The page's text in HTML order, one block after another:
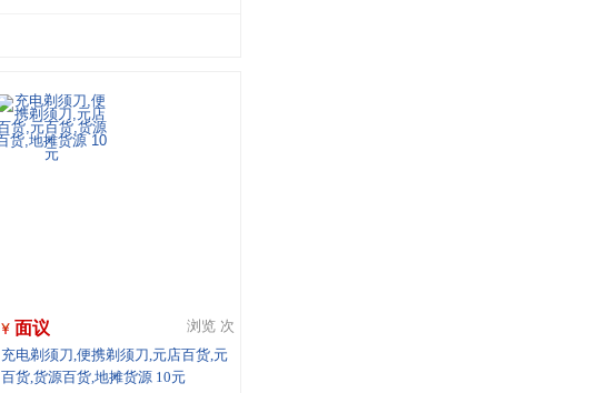
面议 浏览 次
充电剃须刀,便携剃须刀,元店百货,元
百货,货源百货,地摊货源 10元